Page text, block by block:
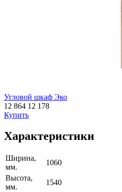
Угловой шкаф Эко
12 864 12 178
Купить
Характеристики
Ширина,
мм.
1060
Высота,
мм.
1540